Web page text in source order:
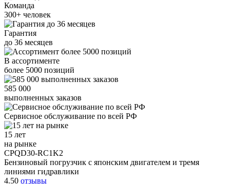
Команда
300+ человек
Гарантия
до 36 месяцев
В ассортименте
более 5000 позиций
585 000
выполненных заказов
Сервисное обслуживание по всей РФ
15 лет
на рынке
CPQD30-RC1K2
Бензиновый погрузчик с японским двигателем и тремя
линиями гидравлики
4.50 отзывы